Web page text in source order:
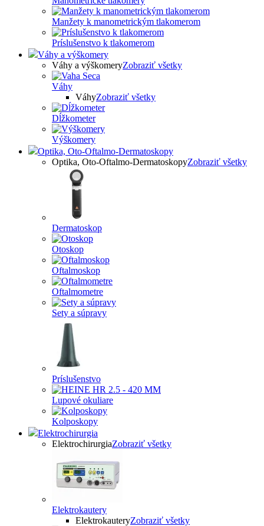
Manžety k manometrickým tlakomerom
Príslušenstvo k tlakomerom
Váhy a výškomery
Váhy a výškomeryZobraziť všetky
Váhy
VáhyZobraziť všetky
Dĺžkometer
Výškomery
Optika, Oto-Oftalmo-Dermatoskopy
Optika, Oto-Oftalmo-DermatoskopyZobraziť všetky
Dermatoskop
Otoskop
Oftalmoskop
Oftalmometre
Sety a súpravy
Príslušenstvo
Lupové okuliare
Kolposkopy
Elektrochirurgia
ElektrochirurgiaZobraziť všetky
Elektrokautery
ElektrokauteryZobraziť všetky